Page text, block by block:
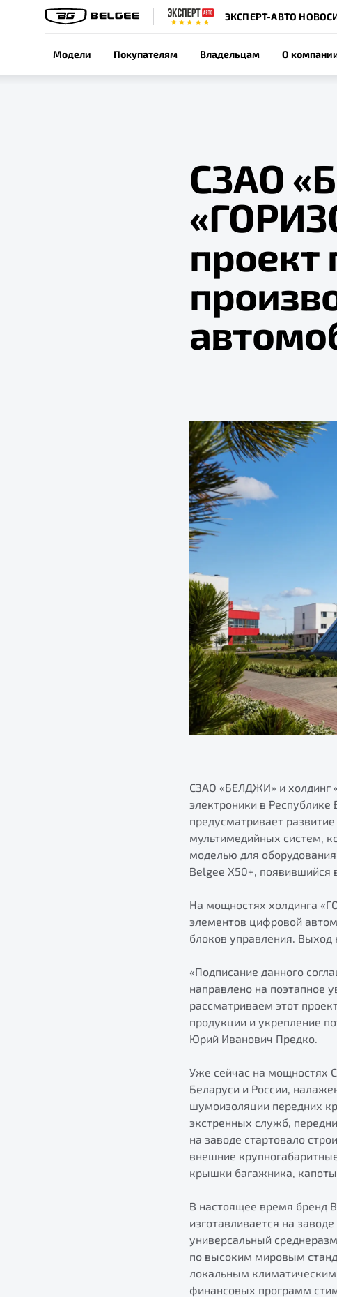
ЭКСПЕРТ-АВТО
Модели Покупателям Владельцам О
СЗАО
проект
СЗАО «БЕЛДЖИ» и холдинг
электроники в Республике
предусматривает
мультимедийных систем,
моделью для
Belgee X50+, появившийся
На мощностях холдинга
элементов цифровой
блоков управления. Выход
«Подписание данного
направлено на поэтапное
рассматриваем этот
продукции и укрепление
Юрий Иванович Предко.
Уже сейчас на мощностях
Беларуси и России,
шумоизоляции передних
экстренных служб,
на заводе стартовало
внешние
крышки багажника,
В настоящее время бренд
изготавливается на
универсальный
по высоким мировым
локальным
финансовых программ